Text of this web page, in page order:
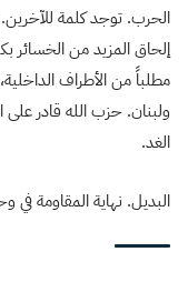
الحرب. توجد كلمة للآخرين.
إلحاق المزيد من الخسائر
مطلباً من الأطراف
ولبنان. حزب الله قادر على
الغد.
البديل. نهاية المقاومة في